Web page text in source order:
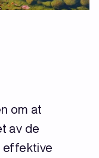
om at
av de
effektive